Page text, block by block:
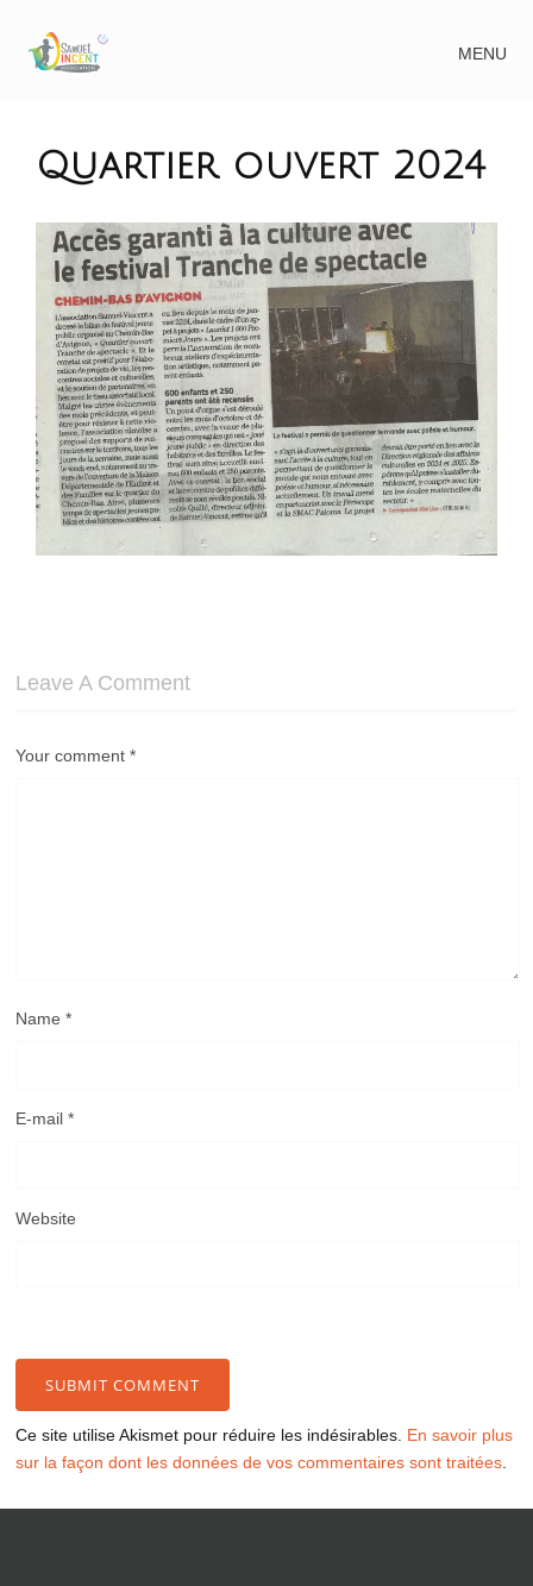
MENU
Quartier ouvert 2024
Leave A Comment
Your comment*
Name*
E-mail*
Website
Ce site utilise Akismet pour réduire les indésirables. En savoir plus
sur la façon dont les données de vos commentaires sont traitées